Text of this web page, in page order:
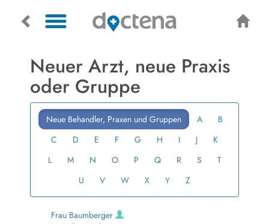
Neuer Arzt, neue Praxis
oder Gruppe
Neue Behandler, Praxen und Gruppen A
B
C
D E F G H I J
K
L
M N O P Q R S
T
U
V W X Y Z
Frau Baumberger